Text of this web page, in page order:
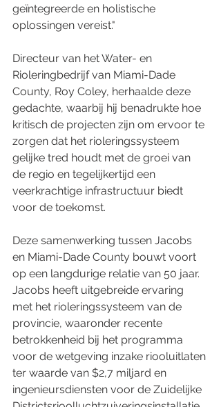
geïntegreerde en holistische
oplossingen vereist."
Directeur van het Water- en
Rioleringbedrijf van Miami-Dade
County, Roy Coley, herhaalde deze
gedachte, waarbij hij benadrukte hoe
kritisch de projecten zijn om ervoor te
zorgen dat het rioleringssysteem
gelijke tred houdt met de groei van
de regio en tegelijkertijd een
veerkrachtige infrastructuur biedt
voor de toekomst.
Deze samenwerking tussen Jacobs
en Miami-Dade County bouwt voort
op een langdurige relatie van 50 jaar.
Jacobs heeft uitgebreide ervaring
met het rioleringssysteem van de
provincie, waaronder recente
betrokkenheid bij het programma
voor de wetgeving inzake riooluitlaten
ter waarde van $2,7 miljard en
ingenieursdiensten voor de Zuidelijke